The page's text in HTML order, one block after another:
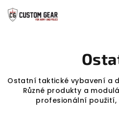
na
obsah
Ostatní taktické vybavení a
Různé produkty a
profesionální použití,